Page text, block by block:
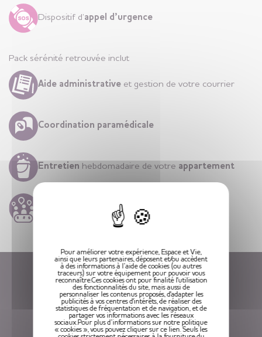
Dispositif d’appel d’urgence
Pack sérénité retrouvée inclut
Aide administrative et gestion de votre courrier
Coordination paramédicale
Entretien hebdomadaire de votre appartement
quotidiennes
Recevez notre brochure
Espace et Vie résidences seniors
Pour améliorer votre expérience, Espace et Vie,
ainsi que leurs partenaires, déposent et/ou accèdent
à des informations à l’aide de cookies (ou autres
traceurs) sur votre équipement pour pouvoir vous
reconnaître.Ces cookies ont pour finalité l'utilisation
des fonctionnalités du site, mais aussi de
personnaliser les contenus proposés, d'adapter les
publicités à vos centres d'intérêts, de réaliser des
statistiques de fréquentation et de navigation, et de
partager vos informations avec les réseaux
sociaux.Pour plus d’informations sur notre politique
« cookies », vous pouvez cliquer sur ce lien. Seuls les